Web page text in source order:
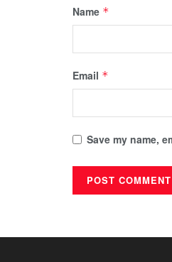
Name *
Email *
Save my name,